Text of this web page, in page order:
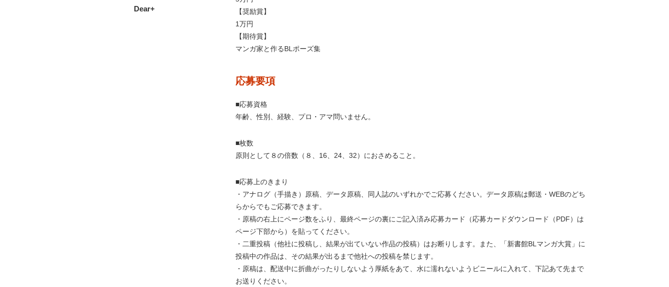
【奨励賞】
1万円
【期待賞】
マンガ家と作るBLポーズ集
応募要項
■応募資格
年齢、性別、経験、プロ・アマ問いません。
■枚数
原則として８の倍数（８、16、24、32）におさめること。
■応募上のきまり
・アナログ（手描き）原稿、データ原稿、同人誌のいずれかでご応募ください。データ原稿は郵送・WEBのどち
らからでもご応募できます。
・原稿の右上にページ数をふり、最終ページの裏にご記入済み応募カード（応募カードダウンロード（PDF）は
ページ下部から）を貼ってください。
・二重投稿（他社に投稿し、結果が出ていない作品の投稿）はお断りします。また、「新書館BLマンガ大賞」に
投稿中の作品は、その結果が出るまで他社への投稿を禁じます。
・原稿は、配送中に折曲がったりしないよう厚紙をあて、水に濡れないようビニールに入れて、下記あて先まで
お送りください。
Dear+